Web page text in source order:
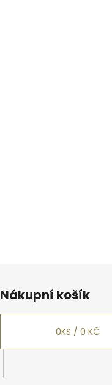
Nákupní košík
0KS /0 KČ